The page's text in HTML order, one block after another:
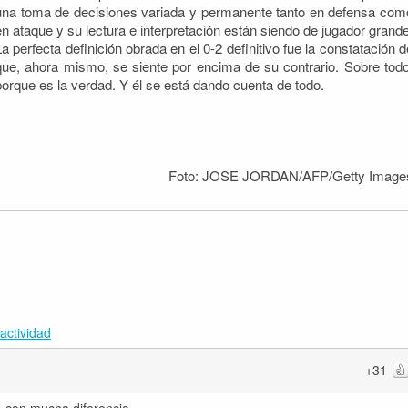
toma de decisiones variada y permanente tanto en defensa
ataque y su lectura e interpretación están siendo de jugador
perfecta definición obrada en el 0-2 definitivo fue la constatación
ahora mismo, se siente por encima de su contrario. Sobre
es la verdad. Y él se está dando cuenta de todo.
Foto: JOSE JORDAN/AFP/Getty
+31